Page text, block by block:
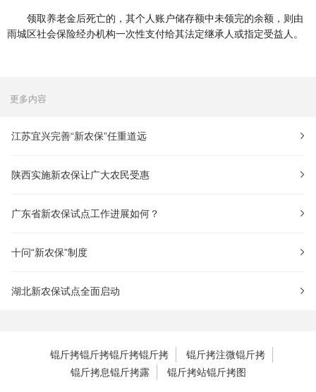
领取养老金后死亡的，其个人账户储存额中未领完的余额，则由
雨城区社会保险经办机构一次性支付给其法定继承人或指定受益人。
更多内容
江苏宜兴完善“新农保”任重道远
陕西实施新农保让广大农民受惠
广东省新农保试点工作进展如何？
十问“新农保”制度
湖北新农保试点全面启动
锟斤拷锟斤拷锟斤拷锟斤拷
锟斤拷注微锟斤拷
锟斤拷息锟斤拷露
锟斤拷站锟斤拷图